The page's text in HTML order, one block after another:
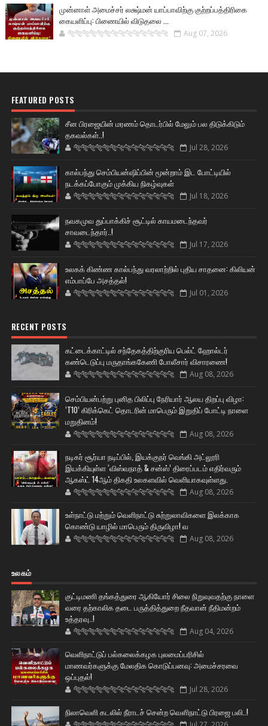
முன்னாள் அமைச்சர் லக்ஷ்மன் யாப்பாவிற்கு குற்றப்பத்திரிகை
கையளிப்பு: பிணையில் விடுதலை ...
🐅🐅🐅🐅🐅🐅🐆🐆🐆🐆🐆🐆🐆🐆 Aug 07, 2026
FEATURED POSTS
சீன பிரஜையின் மரணம் தொடர்பில் மேலும் பல திடுக்கிடும்
தகவல்கள்..!
🐅🐅🐅🐅🐅🐅🐆🐆🐆🐆🐆🐆🐆🐆 Jul 28, 2026
கால்பந்து செம்பியன்ஷிப்பின் மூன்றாம் இட போட்டியில்
நடக்கப்போகும் முக்கிய நிகழ்வுகள்
🐅🐅🐅🐅🐅🐅🐆🐆🐆🐆🐆🐆🐆🐆 Jul 18, 2026
நவகமுவ துப்பாக்கிச் சூட்டில் காயமடைந்தவர்
சாவடைந்தார்..!
🐅🐅🐅🐅🐅🐅🐆🐆🐆🐆🐆🐆🐆🐆 Jul 17, 2026
உலகக் கிண்ண கால்பந்து வரலாற்றில் புதிய சாதனை: கிலியன்
எம்பாப்பே அசத்தல்!
🐅🐅🐅🐅🐅🐅🐆🐆🐆🐆🐆🐆🐆🐆 Jul 01, 2026
RECENT POSTS
கட்டைக்காட்டில் சந்தேகத்திற்குரிய பெல்ட் ஹோல்டர்
கண்டெடுப்பு மருதாங்ககேணி போலீசார் விசாரணை!
🐅🐅🐅🐅🐅🐅🐆🐆🐆🐆🐆🐆🐆🐆 Aug 08, 2026
செம்பியன்பற்று புனித பிலிப்பு நேரியார் ஆலய திறப்பு விழா:
‘T10’ கிரிக்கெட் தொடரின் மாபெரும் இறுதிப் போட்டி நாளை
மறுதினம்!
🐅🐅🐅🐅🐅🐅🐆🐆🐆🐆🐆🐆🐆🐆 Aug 08, 2026
நடிகர் சூர்யா நடிப்பில், இயக்குநர் வெங்கி அட்லூரி
இயக்கியுள்ள ‘விஸ்வநாத் & சன்ஸ்’ திரைப்படம் எதிர்வரும்
ஆகஸ்ட் 14ஆம் திகதி உலகளவில் வெளியாகவுள்ளது.
🐅🐅🐅🐅🐅🐅🐆🐆🐆🐆🐆🐆🐆🐆 Aug 08, 2026
உள்நாட்டு மற்றும் வெளிநாட்டு சுற்றுலாவிகளை இலக்காக
கொண்டு யாழில் மாபெரும் திருவிழா! வ
🐅🐅🐅🐅🐅🐅🐆🐆🐆🐆🐆🐆🐆🐆 Aug 08, 2026
உலகம்
குட்டிமணி தங்கத்துரை ஆகியோர் சிலை நிறுவுவதற்கு நாளை
வரை தற்காலிக தடை பருத்தித்துறை நீதவான் நீதிமன்றம்
உத்தரவு..!
🐅🐅🐅🐅🐅🐅🐆🐆🐆🐆🐆🐆🐆🐆 Aug 04, 2026
வெளிநாட்டுப் பல்கலைக்கழக புலமைப்பரிசில்
மாணவர்களுக்கு மேலதிக கொடுப்பனவு: அமைச்சரவை
ஒப்புதல்!
🐅🐅🐅🐅🐅🐅🐆🐆🐆🐆🐆🐆🐆🐆 Jul 28, 2026
நிலாவெளி கடலில் நீராடச் சென்ற வௌிநாட்டு பிரஜை பலி..!